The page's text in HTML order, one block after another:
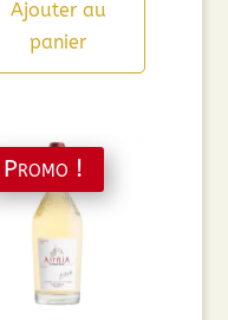
Ajouter au
panier
Promo !